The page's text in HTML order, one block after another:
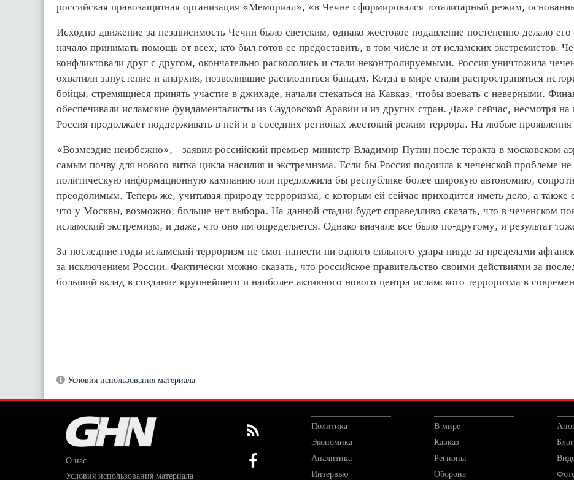
российская правозащитная организация «Мемориал», «в Чечне сформировался тоталитарный режим,
Исходно движение за независимость Чечни было светским, однако жестокое подавление постепенно делало
начало принимать помощь от всех, кто был готов ее предоставить, в том числе и от исламских экстремистов.
конфликтовали друг с другом, окончательно раскололись и стали неконтролируемыми. Россия уничтожила
охватили запустение и анархия, позволившие расплодиться бандам. Когда в мире стали распространяться
бойцы, стремящиеся принять участие в джихаде, начали стекаться на Кавказ, чтобы воевать с неверными.
обеспечивали исламские фундаменталисты из Саудовской Аравии и из других стран. Даже сейчас, несмотря
Россия продолжает поддерживать в ней и в соседних регионах жестокий режим террора. На любые проявления
«Возмездие неизбежно», - заявил российский премьер-министр Владимир Путин после теракта в московском
самым почву для нового витка цикла насилия и экстремизма. Если бы Россия подошла к чеченской проблеме
политическую информационную кампанию или предложила бы республике более широкую автономию,
преодолимым. Теперь же, учитывая природу терроризма, с которым ей сейчас приходится иметь дело, а также
что у Москвы, возможно, больше нет выбора. На данной стадии будет справедливо сказать, что в чеченском
исламский экстремизм, и даже, что оно им определяется. Однако вначале все было по-другому, и результат
За последние годы исламский терроризм не смог нанести ни одного сильного удара нигде за пределами
за исключением России. Фактически можно сказать, что российское правительство своими действиями за
больший вклад в создание крупнейшего и наиболее активного нового центра исламского терроризма в
Условия использования материала
О нас
Условия использования материала
Политика
Экономика
Аналитика
Интервью
В мире
Кавказ
Регионы
Оборона